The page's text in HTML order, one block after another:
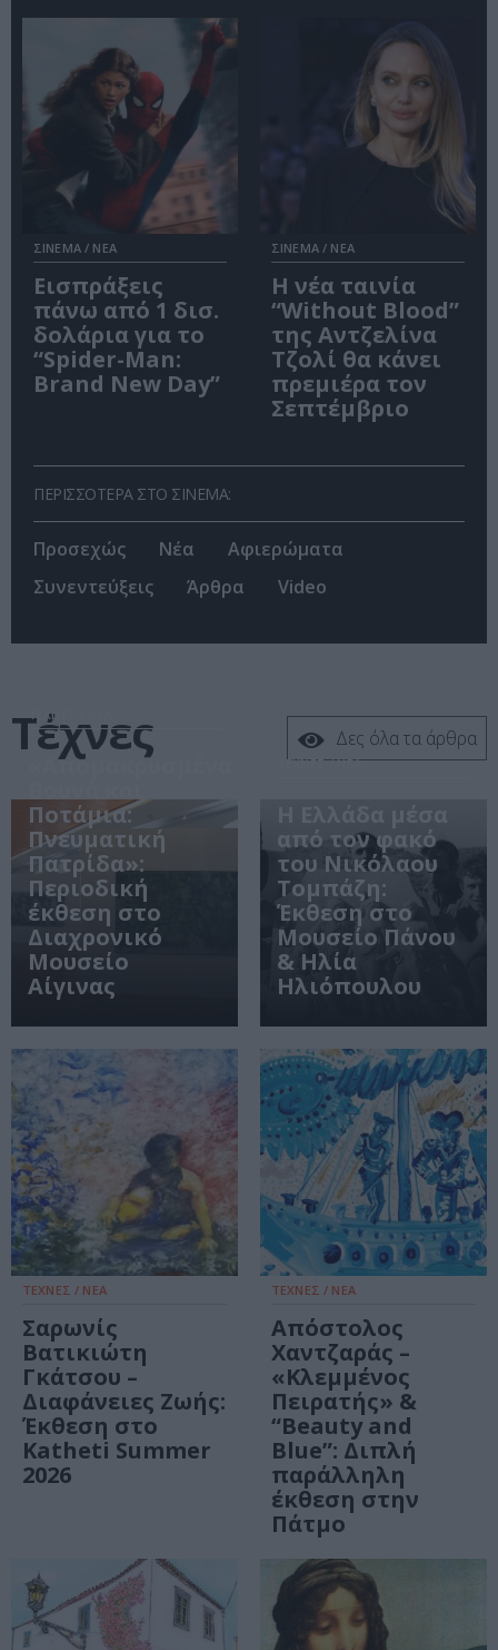
ΣΙΝΕΜΑ / ΝΕΑ
Εισπράξεις
πάνω από 1 δισ.
δολάρια για το
“Spider-Man:
Brand New Day”
ΣΙΝΕΜΑ / ΝΕΑ
Η νέα ταινία
“Without Blood”
της Αντζελίνα
Τζολί θα κάνει
πρεμιέρα τον
Σεπτέμβριο
ΠΕΡΙΣΣΟΤΕΡΑ ΣΤΟ ΣΙΝΕΜΑ:
Προσεχώς Νέα
Αφιερώματα
Συνεντεύξεις
Άρθρα Video
Τέχνες Δες όλα τα άρθρα
ΤΕΧΝΕΣ / ΝΕΑ
«Απομακρυσμένα
Ποτάμια:
Πνευματική
Πατρίδα»:
Περιοδική
έκθεση στο
Διαχρονικό
Μουσείο
Αίγινας
ΤΕΧΝΕΣ / ΝΕΑ
από τον φακό
του Νικόλαου
Τομπάζη:
Έκθεση στο
Μουσείο Πάνου
& Ηλία
Ηλιόπουλου
ΤΕΧΝΕΣ / ΝΕΑ
Σαρωνίς
Βατικιώτη
Γκάτσου –
Διαφάνειες Ζωής:
Έκθεση στο
Katheti Summer
2026
ΤΕΧΝΕΣ / ΝΕΑ
Απόστολος
Χαντζαράς –
«Κλεμμένος
Πειρατής» &
“Beauty and
Blue”: Διπλή
παράλληλη
έκθεση στην
Πάτμο